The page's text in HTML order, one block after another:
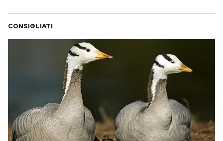
CONSIGLIATI